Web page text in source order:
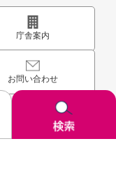
検
庁舎案内
お問い合わせ